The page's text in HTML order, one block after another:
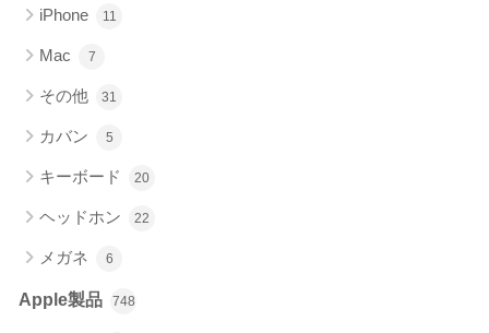
iPhone 11
Mac 7
その他 31
カバン 5
キーボード 20
ヘッドホン 22
メガネ 6
Apple製品 748